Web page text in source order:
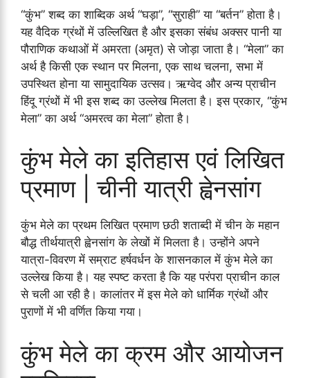
“कुंभ” शब्द का शाब्दिक अर्थ “घड़ा”, “सुराही” या “बर्तन” होता है।
यह वैदिक ग्रंथों में उल्लिखित है और इसका संबंध अक्सर पानी या
पौराणिक कथाओं में अमरता (अमृत) से जोड़ा जाता है। “मेला” का
अर्थ है किसी एक स्थान पर मिलना, एक साथ चलना, सभा में
उपस्थित होना या सामुदायिक उत्सव। ऋग्वेद और अन्य प्राचीन
हिंदू ग्रंथों में भी इस शब्द का उल्लेख मिलता है। इस प्रकार, “कुंभ
मेला” का अर्थ “अमरत्व का मेला” होता है।
कुंभ मेले का इतिहास एवं लिखित
प्रमाण | चीनी यात्री ह्वेनसांग
कुंभ मेले का प्रथम लिखित प्रमाण छठी शताब्दी में चीन के महान
बौद्ध तीर्थयात्री ह्वेनसांग के लेखों में मिलता है। उन्होंने अपने
यात्रा-विवरण में सम्राट हर्षवर्धन के शासनकाल में कुंभ मेले का
उल्लेख किया है। यह स्पष्ट करता है कि यह परंपरा प्राचीन काल
से चली आ रही है। कालांतर में इस मेले को धार्मिक ग्रंथों और
पुराणों में भी वर्णित किया गया।
कुंभ मेले का क्रम और आयोजन